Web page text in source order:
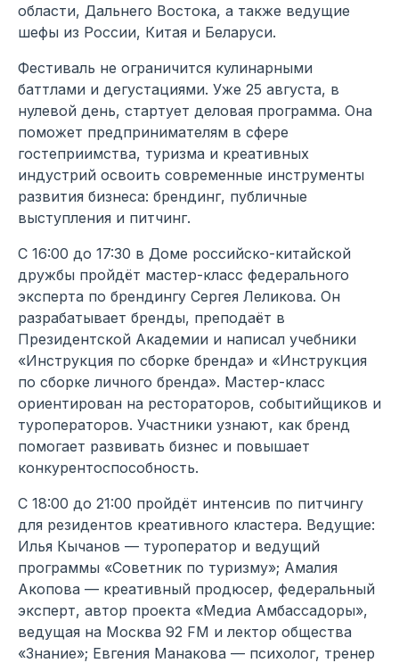
области, Дальнего Востока, а также ведущие
шефы из России, Китая и Беларуси.
Фестиваль не ограничится кулинарными
баттлами и дегустациями. Уже 25 августа, в
нулевой день, стартует деловая программа. Она
поможет предпринимателям в сфере
гостеприимства, туризма и креативных
индустрий освоить современные инструменты
развития бизнеса: брендинг, публичные
выступления и питчинг.
С 16:00 до 17:30 в Доме российско-китайской
дружбы пройдёт мастер-класс федерального
эксперта по брендингу Сергея Леликова. Он
разрабатывает бренды, преподаёт в
Президентской Академии и написал учебники
«Инструкция по сборке бренда» и «Инструкция
по сборке личного бренда». Мастер-класс
ориентирован на рестораторов, событийщиков и
туроператоров. Участники узнают, как бренд
помогает развивать бизнес и повышает
конкурентоспособность.
С 18:00 до 21:00 пройдёт интенсив по питчингу
для резидентов креативного кластера. Ведущие:
Илья Кычанов — туроператор и ведущий
программы «Советник по туризму»; Амалия
Акопова — креативный продюсер, федеральный
эксперт, автор проекта «Медиа Амбассадоры»,
ведущая на Москва 92 FM и лектор общества
«Знание»; Евгения Манакова — психолог, тренер